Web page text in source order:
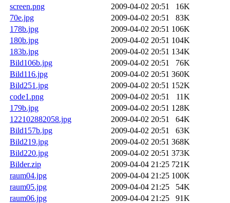
screen.png
2009-04-02 20:51
16K
70e.jpg
2009-04-02 20:51
83K
178b.jpg
2009-04-02 20:51 106K
180b.jpg
2009-04-02 20:51 104K
183b.jpg
2009-04-02 20:51 134K
Bild106b.jpg
2009-04-02 20:51
76K
Bild116.jpg
2009-04-02 20:51 360K
Bild251.jpg
2009-04-02 20:51 152K
code1.png
2009-04-02 20:51
11K
179b.jpg
2009-04-02 20:51 128K
122102882058.jpg
2009-04-02 20:51
64K
Bild157b.jpg
2009-04-02 20:51
63K
Bild219.jpg
2009-04-02 20:51 368K
Bild220.jpg
2009-04-02 20:51 373K
Bilder.zip
2009-04-04 21:25 721K
raum04.jpg
2009-04-04 21:25 100K
raum05.jpg
2009-04-04 21:25
54K
raum06.jpg
2009-04-04 21:25
91K